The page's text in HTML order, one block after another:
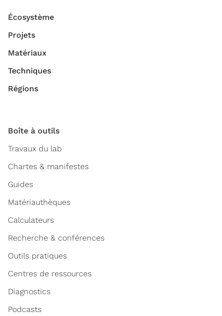
Écosystème
Projets
Matériaux
Techniques
Régions
Boîte à outils
Travaux du lab
Chartes & manifestes
Guides
Matériauthèques
Calculateurs
Recherche & conférences
Outils pratiques
Centres de ressources
Diagnostics
Podcasts